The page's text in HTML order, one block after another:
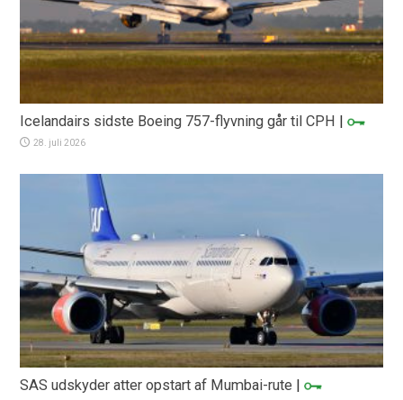
Icelandairs sidste Boeing 757-flyvning går til CPH |
28. juli 2026
SAS udskyder atter opstart af Mumbai-rute |